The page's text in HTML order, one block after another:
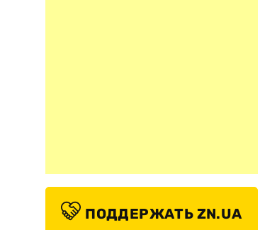
ПОДДЕРЖАТЬ ZN.UA